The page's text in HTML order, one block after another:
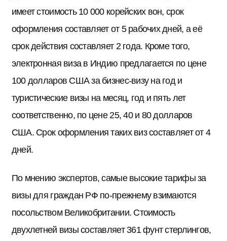
имеет стоимость 10 000 корейских вон, срок
оформления составляет от 5 рабочих дней, а её
срок действия составляет 2 года. Кроме того,
электронная виза в Индию предлагается по цене
100 долларов США за бизнес-визу на год и
туристические визы на месяц, год и пять лет
соответственно, по цене 25, 40 и 80 долларов
США. Срок оформления таких виз составляет от 4
дней.
По мнению экспертов, самые высокие тарифы за
визы для граждан РФ по-прежнему взимаются
посольством Великобритании. Стоимость
двухлетней визы составляет 361 фунт стерлингов,